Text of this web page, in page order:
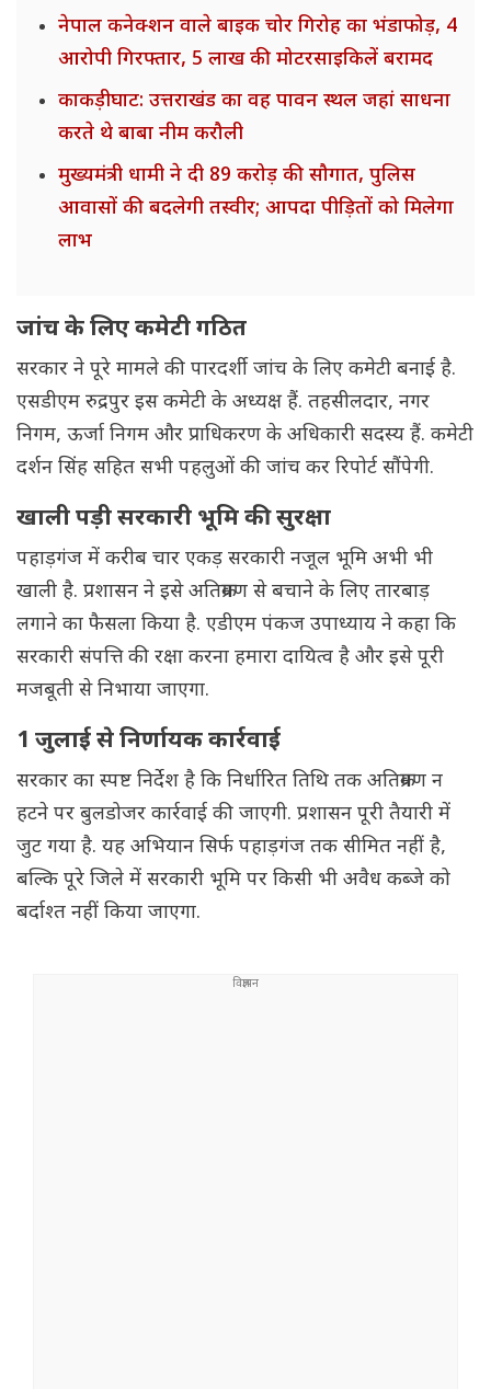
नेपाल कनेक्शन वाले बाइक चोर गिरोह का भंडाफोड़, 4
आरोपी गिरफ्तार, 5 लाख की मोटरसाइकिलें बरामद
काकड़ीघाट: उत्तराखंड का वह पावन स्थल जहां साधना
करते थे बाबा नीम करौली
मुख्यमंत्री धामी ने दी 89 करोड़ की सौगात, पुलिस
आवासों की बदलेगी तस्वीर; आपदा पीड़ितों को मिलेगा
लाभ
जांच के लिए कमेटी गठित
सरकार ने पूरे मामले की पारदर्शी जांच के लिए कमेटी बनाई है.
एसडीएम रुद्रपुर इस कमेटी के अध्यक्ष हैं. तहसीलदार, नगर
निगम, ऊर्जा निगम और प्राधिकरण के अधिकारी सदस्य हैं. कमेटी
दर्शन सिंह सहित सभी पहलुओं की जांच कर रिपोर्ट सौंपेगी.
खाली पड़ी सरकारी भूमि की सुरक्षा
पहाड़गंज में करीब चार एकड़ सरकारी नजूल भूमि अभी भी
खाली है. प्रशासन ने इसे अतिक्रमण से बचाने के लिए तारबाड़
लगाने का फैसला किया है. एडीएम पंकज उपाध्याय ने कहा कि
सरकारी संपत्ति की रक्षा करना हमारा दायित्व है और इसे पूरी
मजबूती से निभाया जाएगा.
1 जुलाई से निर्णायक कार्रवाई
सरकार का स्पष्ट निर्देश है कि निर्धारित तिथि तक अतिक्रमण न
हटने पर बुलडोजर कार्रवाई की जाएगी. प्रशासन पूरी तैयारी में
जुट गया है. यह अभियान सिर्फ पहाड़गंज तक सीमित नहीं है,
बल्कि पूरे जिले में सरकारी भूमि पर किसी भी अवैध कब्जे को
बर्दाश्त नहीं किया जाएगा.